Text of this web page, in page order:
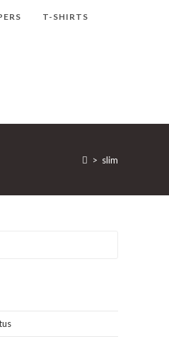
T-SHIRTS
> slim